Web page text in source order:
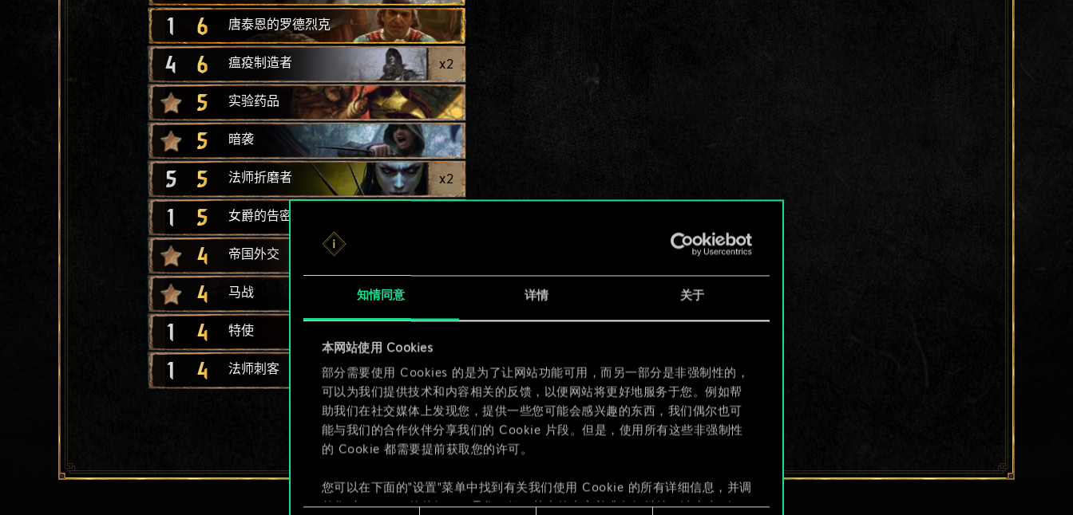
知情同意 详情 关于
本网站使用 Cookies
部分需要使用 Cookies 的是为了让网站功能可用，而另一部分是非强制性的，
可以为我们提供技术和内容相关的反馈，以便网站将更好地服务于您。例如帮
助我们在社交媒体上发现您，提供一些您可能会感兴趣的东西，我们偶尔也可
能与我们的合作伙伴分享我们的 Cookie 片段。但是，使用所有这些非强制性
的 Cookie 都需要提前获取您的许可。
您可以在下面的"设置"菜单中找到有关我们使用 Cookie 的所有详细信息，并调
整您对 Cookie 的偏好。一旦您了解了其中的内容并准备好继续，请点击"确
1 6 唐泰恩的罗德烈克
4 6 瘟疫制造者 x2
5 实验药品
5 暗袭
5 5 法师折磨者 x2
1 5 女爵的告密者
4 帝国外交
4 马战
1 4 特使
1 4 法师刺客 x2